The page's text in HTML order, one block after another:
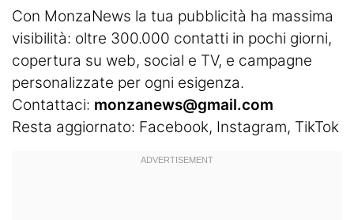
Con MonzaNews la tua pubblicità ha massima
visibilità: oltre 300.000 contatti in pochi giorni,
copertura su web, social e TV, e campagne
personalizzate per ogni esigenza.
Contattaci: monzanews@gmail.com
Resta aggiornato: Facebook, Instagram, TikTok